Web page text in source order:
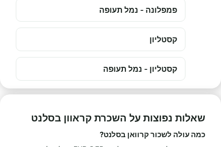
פמפלונה - נמל תעופה
קסטליון
קסטליון - נמל תעופה
שאלות נפוצות על השכרת קראוון בסלנט
כמה עולה לשכור קרוואן בסלנט?